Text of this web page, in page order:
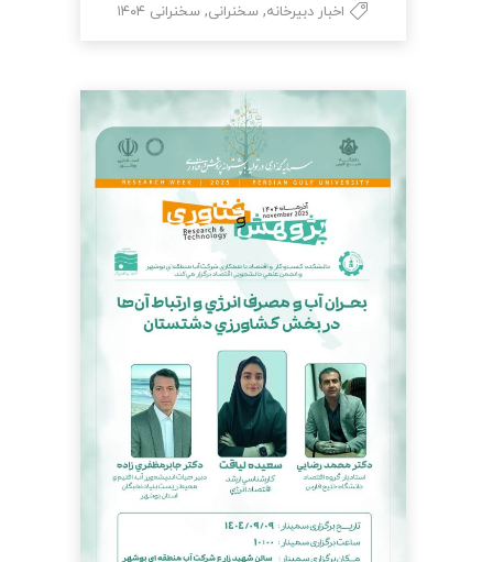
اخبار دبیرخانه, سخنرانی, سخنرانی ۱۴۰۴